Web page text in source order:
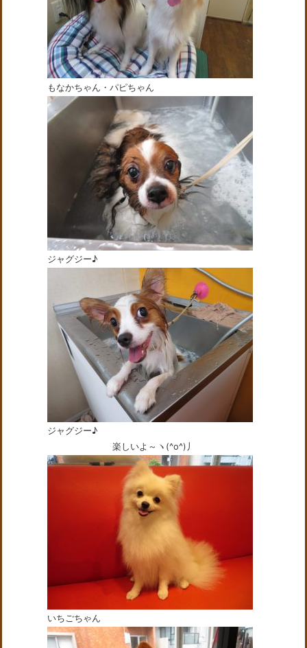
もなかちゃん・パピちゃん
ジャグジー♪
ジャグジー♪
楽しいよ～ヽ(^o^)丿
いちごちゃん